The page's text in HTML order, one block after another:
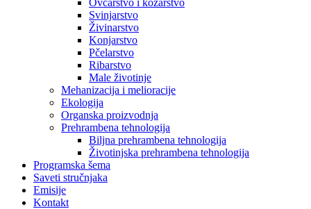
Ovčarstvo i kozarstvo
Svinjarstvo
Živinarstvo
Konjarstvo
Pčelarstvo
Ribarstvo
Male životinje
Mehanizacija i melioracije
Ekologija
Organska proizvodnja
Prehrambena tehnologija
Biljna prehrambena tehnologija
Životinjska prehrambena tehnologija
Programska šema
Saveti stručnjaka
Emisije
Kontakt